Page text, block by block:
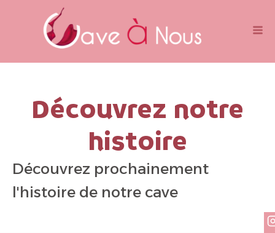
Découvrez notre
histoire
Découvrez prochainement
l'histoire de notre cave